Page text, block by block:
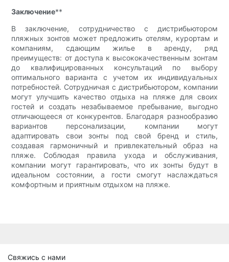
Заключение**
В заключение, сотрудничество с дистрибьютором
пляжных зонтов может предложить отелям, курортам и
компаниям, сдающим жилье в аренду, ряд
преимуществ: от доступа к высококачественным зонтам
до квалифицированных консультаций по выбору
оптимального варианта с учетом их индивидуальных
потребностей. Сотрудничая с дистрибьютором, компании
могут улучшить качество отдыха на пляже для своих
гостей и создать незабываемое пребывание, выгодно
отличающееся от конкурентов. Благодаря разнообразию
вариантов персонализации, компании могут
адаптировать свои зонты под свой бренд и стиль,
создавая гармоничный и привлекательный образ на
пляже. Соблюдая правила ухода и обслуживания,
компании могут гарантировать, что их зонты будут в
идеальном состоянии, а гости смогут наслаждаться
комфортным и приятным отдыхом на пляже.
Свяжись с нами